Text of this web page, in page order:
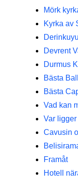
Mörk
Kyrka av
Devrent
Durmus
Bästa
Bästa
Vad kan
Var
Cavusin
Framåt
Hotell